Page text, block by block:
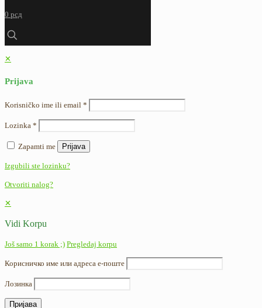
0 рсд
✕
Prijava
Korisničko ime ili email *
Lozinka *
Zapamti me Prijava
Izgubili ste lozinku?
Otvoriti nalog?
✕
Vidi Korpu
Još samo 1 korak ;) Pregledaj korpu
Корисничко име или адреса е-поште
Лозинка